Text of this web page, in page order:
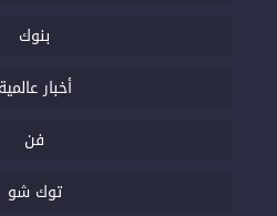
بنوك
أخبار عالمية
فن
توك شو